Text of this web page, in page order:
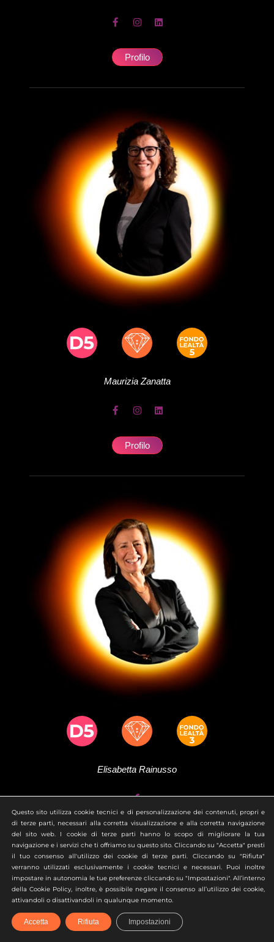
Profilo
MauriziaZanatta
Profilo
Elisabetta Rainusso
Profilo
Questo sito utilizza cookie tecnici e di personalizzazione dei contenuti, propri e
di terze parti, necessari alla corretta visualizzazione e alla corretta navigazione
del sito web. I cookie di terze parti hanno lo scopo di migliorare la tua
navigazione e i servizi che ti offriamo su questo sito. Cliccando su "Accetta" presti
il tuo consenso all'utilizzo dei cookie di terze parti. Cliccando su "Rifiuta"
verranno utilizzati esclusivamente i cookie tecnici e necessari. Puoi inoltre
impostare in autonomia le tue preferenze cliccando su "Impostazioni". All’interno
della Cookie Policy, inoltre, è possibile negare il consenso all’utilizzo dei cookie,
attivandoli o disattivandoli in qualunque momento.
Accetta Rifiuta Impostazioni